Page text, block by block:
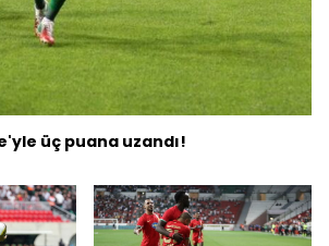
üç puana uzandı!